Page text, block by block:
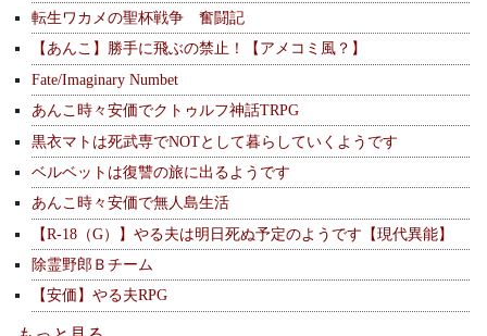
転生ワカメの聖杯戦争 奮闘記
【あんこ】勝手に飛ぶの禁止！【アメコミ風？】
Fate/Imaginary Numbet
あんこ時々安価でクトゥルフ神話TRPG
黒衣マトは死武専でNOTとして暮らしていくようです
ベルベットは復讐の旅に出るようです
あんこ時々安価で無人島生活
【R-18（G）】やる夫は明日死ぬ予定のようです【現代異能】
除霊野郎Ｂチーム
【安価】やる夫RPG